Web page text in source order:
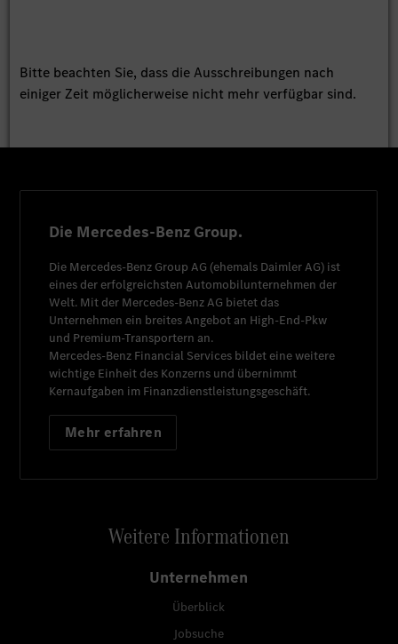
Bitte beachten Sie, dass die Ausschreibungen nach
einiger Zeit möglicherweise nicht mehr verfügbar sind.
Die Mercedes-Benz Group.
Die Mercedes-Benz Group AG (ehemals Daimler AG) ist
eines der erfolgreichsten Automobilunternehmen der
Welt. Mit der Mercedes-Benz AG bietet das
Unternehmen ein breites Angebot an High-End-Pkw
und Premium-Transportern an.
Mercedes-Benz Financial Services bildet eine weitere
wichtige Einheit des Konzerns und übernimmt
Kernaufgaben im Finanzdienstleistungsgeschäft.
Mehr erfahren
Weitere Informationen
Unternehmen
Überblick
Jobsuche